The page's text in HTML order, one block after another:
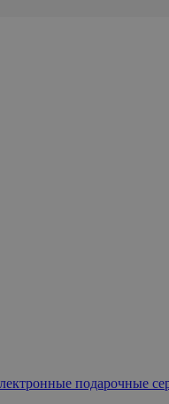
подарочные